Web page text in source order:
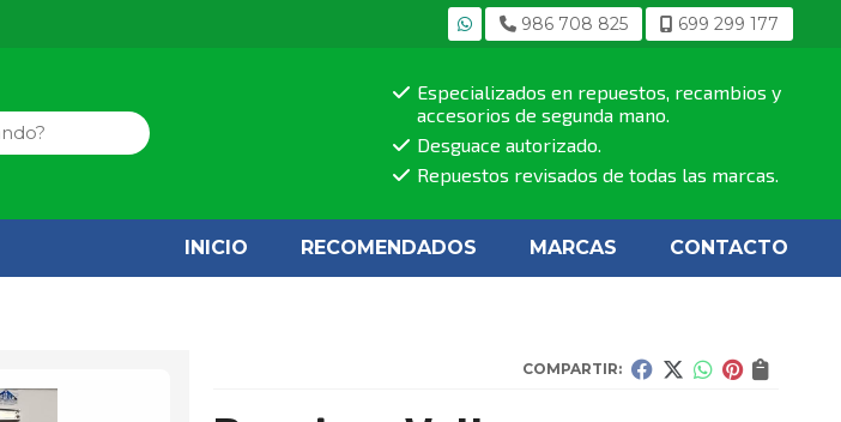
986 708 825 699 299 177
Especializados en repuestos, recambios y
accesorios de segunda mano.
Desguace autorizado.
Repuestos revisados de todas las marcas.
INICIO RECOMENDADOS MARCAS CONTACTO
COMPARTIR: